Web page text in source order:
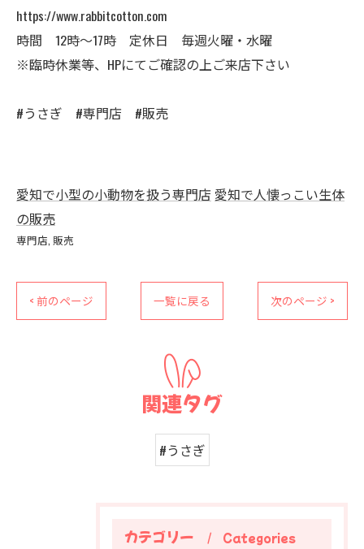
https://www.rabbitcotton.com
時間 12時〜17時 定休日 毎週火曜・水曜
※臨時休業等、HPにてご確認の上ご来店下さい
#うさぎ #専門店 #販売
愛知で小型の小動物を扱う専門店 愛知で人懐っこい生体
の販売
専門店 販売
< 前のページ 一覧に戻る 次のページ >
関連タグ
#うさぎ
カテゴリー Categories